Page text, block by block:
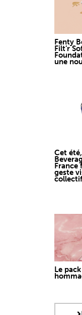
Fenty
Filt’r
une
Cet
France
geste
collectif
Le